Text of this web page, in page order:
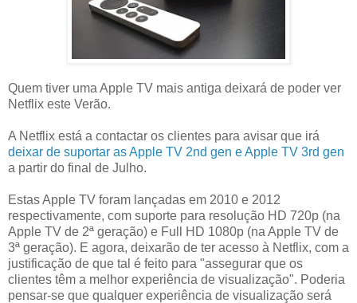
Quem tiver uma Apple TV mais antiga deixará de poder ver
Netflix este Verão.
A Netflix está a contactar os clientes para avisar que irá
deixar de suportar as Apple TV 2nd gen e Apple TV 3rd gen
a partir do final de Julho.
Estas Apple TV foram lançadas em 2010 e 2012
respectivamente, com suporte para resolução HD 720p (na
Apple TV de 2ª geração) e Full HD 1080p (na Apple TV de
3ª geração). E agora, deixarão de ter acesso à Netflix, com a
justificação de que tal é feito para "assegurar que os
clientes têm a melhor experiência de visualização". Poderia
pensar-se que qualquer experiência de visualização será